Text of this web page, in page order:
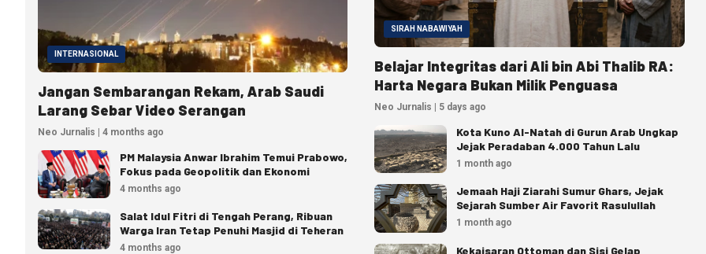
INTERNASIONAL
Jangan Sembarangan Rekam, Arab Saudi
Larang Sebar Video Serangan
Neo Jurnalis | 4 months ago
PM Malaysia Anwar Ibrahim Temui Prabowo,
Fokus pada Geopolitik dan Ekonomi
4 months ago
Salat Idul Fitri di Tengah Perang, Ribuan
Warga Iran Tetap Penuhi Masjid di Teheran
4 months ago
SIRAH NABAWIYAH
Belajar Integritas dari Ali bin Abi Thalib RA:
Harta Negara Bukan Milik Penguasa
Neo Jurnalis | 5 days ago
Kota Kuno Al-Natah di Gurun Arab Ungkap
Jejak Peradaban 4.000 Tahun Lalu
1 month ago
Jemaah Haji Ziarahi Sumur Ghars, Jejak
Sejarah Sumber Air Favorit Rasulullah
1 month ago
Kekaisaran Ottoman dan Sisi Gelap